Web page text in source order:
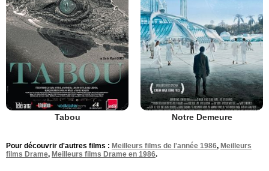
Tabou Notre Demeure
Pour découvrir d'autres films : Meilleurs films de l'année 1986, Meilleurs
films Drame, Meilleurs films Drame en 1986.